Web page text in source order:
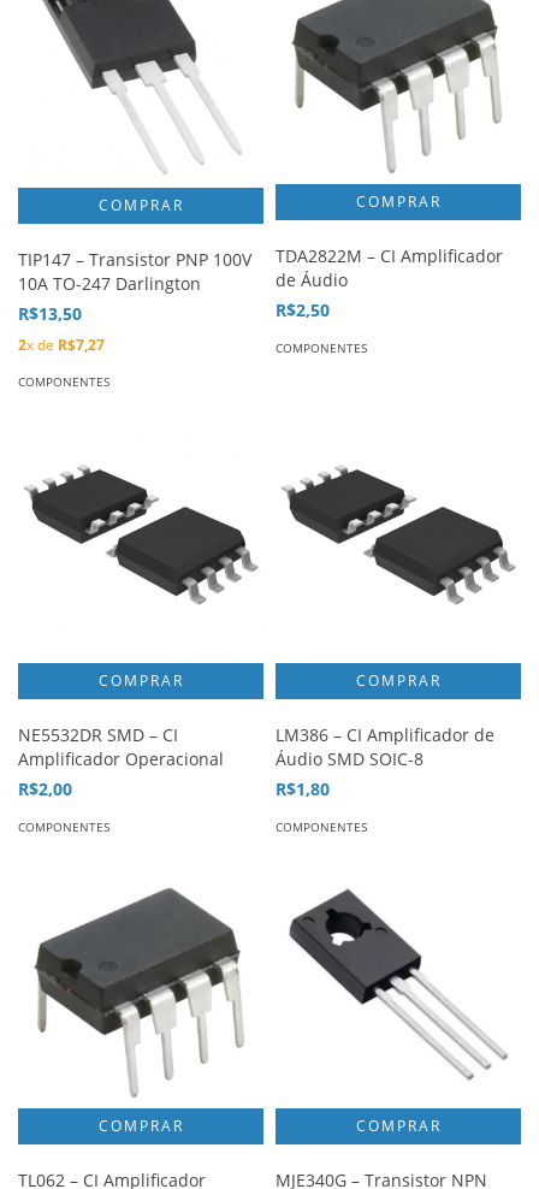
TIP147 – Transistor PNP 100V
10A TO-247 Darlington
R$13,50
2x de R$7,27
COMPONENTES
TDA2822M – CI Amplificador
de Áudio
R$2,50
COMPONENTES
NE5532DR SMD – CI
Amplificador Operacional
R$2,00
COMPONENTES
LM386 – CI Amplificador de
Áudio SMD SOIC-8
R$1,80
COMPONENTES
TL062 – CI Amplificador
MJE340G – Transistor NPN